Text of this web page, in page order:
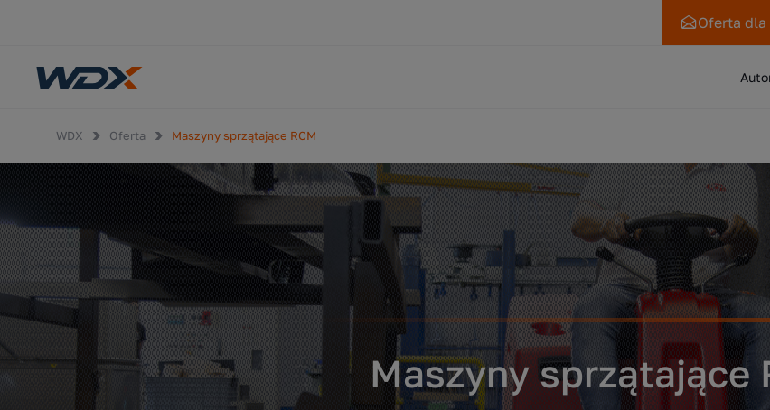
Oferta dla
WDX Oferta Maszyny sprzątające RCM
Maszyny sprzątające